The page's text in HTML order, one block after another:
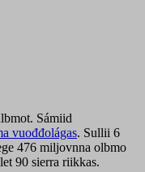
Sámiid
vuođđolágas. Sullii 6
476 miljovnna olbmo
90 sierra riikkas.